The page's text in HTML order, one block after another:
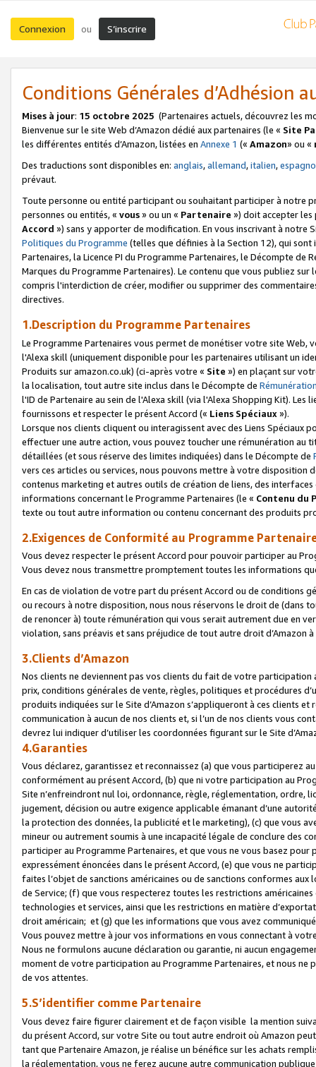
Connexion ou S’inscrire
Conditions Générales d’Adhésion
Mises à jour: 15 octobre 2025 (Partenaires actuels, découvrez les
Bienvenue sur le site Web d’Amazon dédié aux partenaires (le « Site
les différentes entités d’Amazon, listées en Annexe 1 (« Amazon» ou «
Des traductions sont disponibles en: anglais,allemand,italien,
prévaut.
Toute personne ou entité participant ou souhaitant participer à notre
personnes ou entités, « vous» ou un « Partenaire ») doit accepter les
Accord ») sans y apporter de modification. En vous inscrivant à notre
Politiques du Programme (telles que définies à la Section 12), qui
Partenaires, la Licence PI du Programme Partenaires, le Décompte de
Marques du Programme Partenaires). Le contenu que vous publiez
compris l'interdiction de créer, modifier ou supprimer des
directives.
1.Description du Programme Partenaires
Le Programme Partenaires vous permet de monétiser votre site Web,
l'Alexa skill (uniquement disponible pour les partenaires utilisant un
Produits sur amazon.co.uk) (ci-après votre « Site ») en plaçant sur
la localisation, tout autre site inclus dans le Décompte de
l'ID de Partenaire au sein de l'Alexa skill (via l'Alexa Shopping Kit).
fournissons et respecter le présent Accord (« Liens Spéciaux»).
Lorsque nos clients cliquent ou interagissent avec des Liens Spéciaux
effectuer une autre action, vous pouvez toucher une rémunération
détaillées (et sous réserve des limites indiquées) dans le Décompte de
vers ces articles ou services, nous pouvons mettre à votre disposition
contenus marketing et autres outils de création de liens, des
informations concernant le Programme Partenaires (le « Contenu du
texte ou tout autre information ou contenu concernant des produits
2.Exigences de Conformité au Programme
Vous devez respecter le présent Accord pour pouvoir participer au
Vous devez nous transmettre promptement toutes les informations
En cas de violation de votre part du présent Accord ou de conditions
ou recours à notre disposition, nous nous réservons le droit de (dans
de renoncer à) toute rémunération qui vous serait autrement due en
violation, sans préavis et sans préjudice de tout autre droit
3.Clients d’Amazon
Nos clients ne deviennent pas vos clients du fait de votre
prix, conditions générales de vente, règles, politiques et procédures
produits indiquées sur le Site d’Amazon s’appliqueront à ces clients
communication à aucun de nos clients et, si l’un de nos clients vous
devrez lui indiquer d’utiliser les coordonnées figurant sur le Site
4.Garanties
Vous déclarez, garantissez et reconnaissez (a) que vous participerez
conformément au présent Accord, (b) que ni votre participation au
Site n’enfreindront nul loi, ordonnance, règle, réglementation, ordre,
jugement, décision ou autre exigence applicable émanant d’une
la protection des données, la publicité et le marketing), (c) que vous
mineur ou autrement soumis à une incapacité légale de conclure des
participer au Programme Partenaires, et que vous ne vous basez
expressément énoncées dans le présent Accord, (e) que vous ne
faites l’objet de sanctions américaines ou de sanctions conformes
de Service; (f) que vous respecterez toutes les restrictions
technologies et services, ainsi que les restrictions en matière
droit américain; et (g) que les informations que vous avez
Vous pouvez mettre à jour vos informations en vous connectant à
Nous ne formulons aucune déclaration ou garantie, ni aucun
moment de votre participation au Programme Partenaires, et nous
de vos attentes.
5.S’identifier comme Partenaire
Vous devez faire figurer clairement et de façon visible la mention
du présent Accord, sur votre Site ou tout autre endroit où Amazon
tant que Partenaire Amazon, je réalise un bénéfice sur les achats
la réglementation, vous ne ferez aucune autre communication